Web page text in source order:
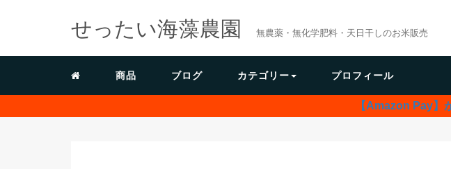
せったい海藻農園 無農薬・無化学肥料・天日干しのお米販売
商品 ブログ カテゴリー プロフィール
【Amazon Pay】